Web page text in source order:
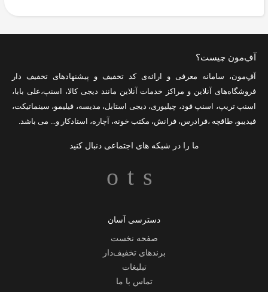
آفِ‌مون چیست؟
آفِ‌مون، سامانه معرفی و ارائه‌یکد تخفیف و پیشنهادهای تخفیف دار
فروشگاه‌های آنلاین و مراکز خدمات آنلاین مانند دیجی کالا، اسنپ،علی بابا،
اسنپ تریپ، اسنپ فود، چیلیوری، دیجی استایل، مدیسه، فیلیمو، سینماتیکت،
فیدیبو، طاقچه ،فرادرس، فرانش، مکتب خونه، آچاره، استادکار و... می باشد.
ما را در شبکه های اجتماعی دنبال کنید
دسترسی آسان
صفحه نخست
برندهای تخفیف‌دار
تبلیغات
تماس با ما